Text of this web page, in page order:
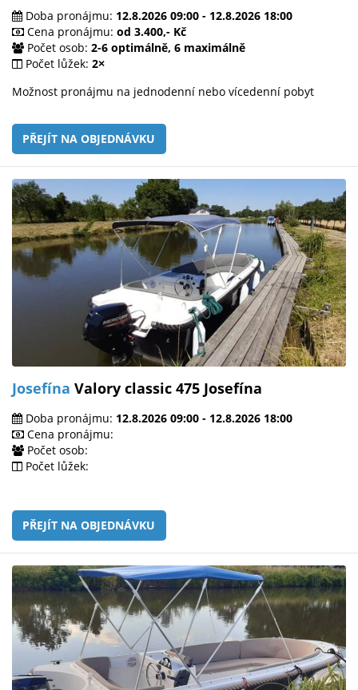
Doba pronájmu: 12.8.2026 09:00 - 12.8.2026 18:00
Cena pronájmu: od 3.400,- Kč
Počet osob: 2-6 optimálně, 6 maximálně
Počet lůžek: 2×
Možnost pronájmu na jednodenní nebo vícedenní pobyt
PŘEJÍT NA OBJEDNÁVKU
Josefína Valory classic 475 Josefína
Doba pronájmu: 12.8.2026 09:00 - 12.8.2026 18:00
Cena pronájmu:
Počet osob:
Počet lůžek:
PŘEJÍT NA OBJEDNÁVKU